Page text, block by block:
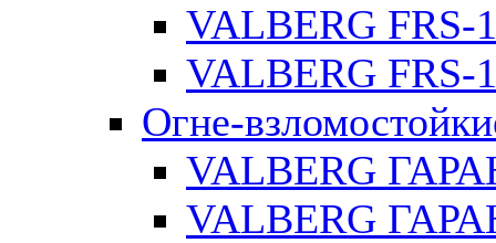
VALBERG FRS-
VALBERG FRS-
Огне-
VALBERG
VALBERG